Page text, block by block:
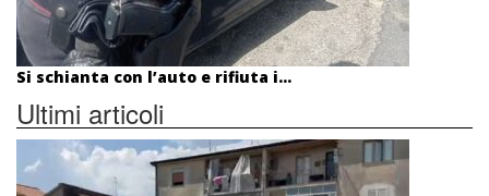
Si schianta con l’auto e rifiuta i...
Ultimi articoli